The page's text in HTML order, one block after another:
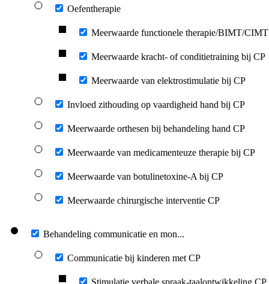
Oefentherapie
Meerwaarde functionele therapie/BIMT/
Meerwaarde kracht- of conditietraining bij CP
Meerwaarde van elektrostimulatie bij CP
Invloed zithouding op vaardigheid hand bij CP
Meerwaarde orthesen bij behandeling hand CP
Meerwaarde van medicamenteuze therapie bij CP
Meerwaarde van botulinetoxine-A bij CP
Meerwaarde chirurgische interventie CP
Behandeling communicatie en mon...
Communicatie bij kinderen met CP
Stimulatie verbale spraak-taalontwikkeling CP